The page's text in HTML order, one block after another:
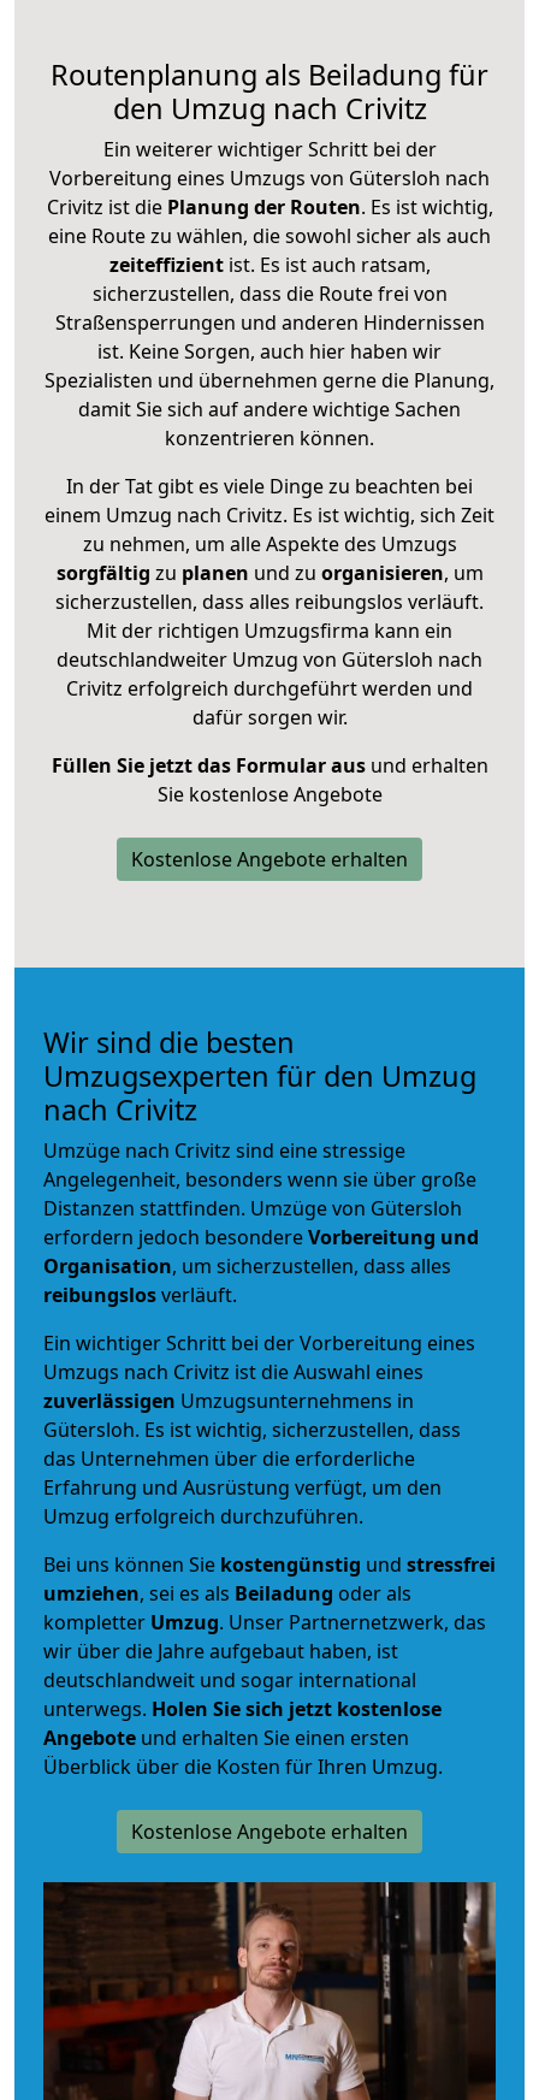
Routenplanung als Beiladung für
den Umzug nach Crivitz
Ein weiterer wichtiger Schritt bei der
Vorbereitung eines Umzugs von Gütersloh nach
Crivitz ist diePlanung der Routen. Es ist wichtig,
eine Route zu wählen, die sowohl sicher als auch
zeiteffizientist. Es ist auch ratsam,
sicherzustellen, dass die Route frei von
Straßensperrungen und anderen Hindernissen
ist. Keine Sorgen, auch hier haben wir
Spezialisten und übernehmen gerne die Planung,
damit Sie sich auf andere wichtige Sachen
konzentrieren können.
In der Tat gibt es viele Dinge zu beachten bei
einem Umzug nach Crivitz. Es ist wichtig, sich Zeit
zu nehmen, um alle Aspekte des Umzugs
sorgfältig zu planen und zu organisieren, um
sicherzustellen, dass alles reibungslos verläuft.
Mit der richtigen Umzugsfirma kann ein
deutschlandweiter Umzug von Gütersloh nach
Crivitz erfolgreich durchgeführt werden und
dafür sorgen wir.
Füllen Sie jetzt das Formular ausund erhalten
Sie kostenlose Angebote
Kostenlose Angebote erhalten
Wir sind die besten
Umzugsexperten für den Umzug
nach Crivitz
Umzüge nach Crivitz sind eine stressige
Angelegenheit, besonders wenn sie über große
Distanzen stattfinden. Umzüge von Gütersloh
erfordern jedoch besondereVorbereitung und
Organisation, um sicherzustellen, dass alles
reibungslosverläuft.
Ein wichtiger Schritt bei der Vorbereitung eines
Umzugs nach Crivitz ist die Auswahl eines
zuverlässigen Umzugsunternehmens in
Gütersloh. Es ist wichtig, sicherzustellen, dass
das Unternehmen über die erforderliche
Erfahrung und Ausrüstung verfügt, um den
Umzug erfolgreich durchzuführen.
Bei uns können Sie kostengünstig und stressfrei
umziehen, sei es als Beiladung oder als
kompletter Umzug. Unser Partnernetzwerk, das
wir über die Jahre aufgebaut haben, ist
deutschlandweit und sogar international
unterwegs. Holen Sie sich jetzt kostenlose
Angebote und erhalten Sie einen ersten
Überblick über die Kosten für Ihren Umzug.
Kostenlose Angebote erhalten